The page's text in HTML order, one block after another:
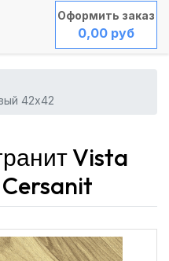
Оформить заказ
0,00 руб
42х42
Vista